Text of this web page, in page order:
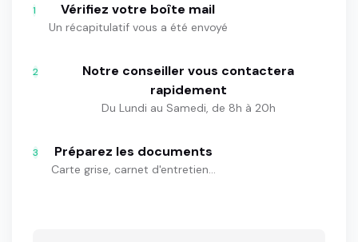
1 Vérifiez votre boîte mail
Un récapitulatif vous a été envoyé
2
Notre conseiller vous contactera
rapidement
Du Lundi au Samedi, de 8h à 20h
3 Préparez les documents
Carte grise, carnet d'entretien...